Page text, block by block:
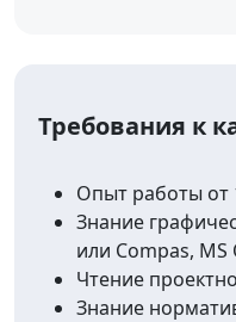
Требования к
Опыт работы
Знание
или Compas, MS
Чтение
Знание